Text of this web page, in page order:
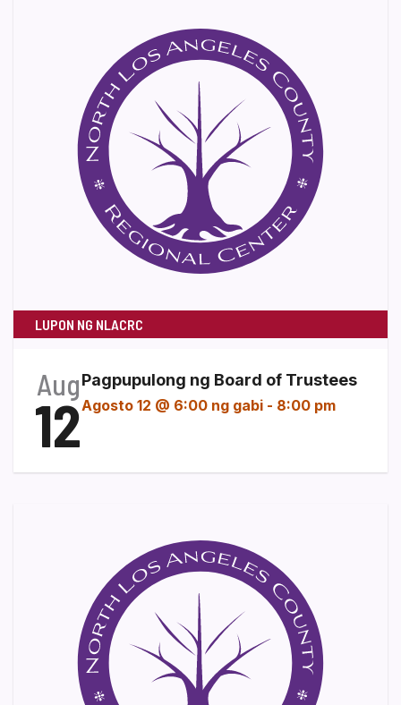
LUPON NG NLACRC
Aug
12
Pagpupulong ng Board of Trustees
Agosto 12 @ 6:00 ng gabi - 8:00 pm